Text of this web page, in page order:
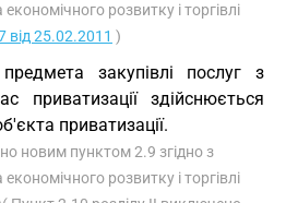
розвитку і торгівлі
від 25.02.2011 )
закупівлі послуг з
приватизації здійснюється
приватизації.
новим пунктом 2.9 згідно з
розвитку і торгівлі